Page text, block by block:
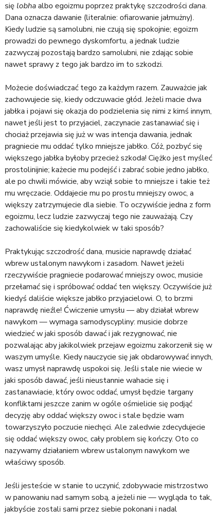
się lobhaalbo egoizmu poprzez praktykę szczodrości dana.
Dana oznacza dawanie (literalnie: ofiarowanie jałmużny).
Kiedy ludzie są samolubni, nie czują się spokojnie; egoizm
prowadzi do pewnego dyskomfortu, a jednak ludzie
zazwyczaj pozostają bardzo samolubni, nie zdając sobie
nawet sprawy z tego jak bardzo im to szkodzi.
Możecie doświadczać tego za każdym razem. Zauważcie jak
zachowujecie się, kiedy odczuwacie głód. Jeżeli macie dwa
jabłka i pojawi się okazja do podzielenia się nimi z kimś innym,
nawet jeśli jest to przyjaciel, zaczynacie zastanawiać się i
chociaż przejawia się już w was intencja dawania, jednak
pragniecie mu oddać tylko mniejsze jabłko. Cóż, pozbyć się
większego jabłka byłoby przecież szkoda! Ciężko jest myśleć
prostolinijnie; każecie mu podejść i zabrać sobie jedno jabłko,
ale po chwili mówicie, aby wziął sobie to mniejsze i takie też
mu wręczacie. Oddajecie mu po prostu mniejszy owoc, a
większy zatrzymujecie dla siebie. To oczywiście jedna z form
egoizmu, lecz ludzie zazwyczaj tego nie zauważają. Czy
zachowaliście się kiedykolwiek w taki sposób?
Praktykując szczodrość dana, musicie naprawdę działać
wbrew ustalonym nawykom i zasadom. Nawet jeżeli
rzeczywiście pragniecie podarować mniejszy owoc, musicie
przełamać się i spróbować oddać ten większy. Oczywiście już
kiedyś daliście większe jabłko przyjacielowi. O, to brzmi
naprawdę nieźle! Ćwiczenie umysłu — aby działał wbrew
nawykom — wymaga samodyscypliny: musicie dobrze
wiedzieć w jaki sposób dawać i jak rezygnować, nie
pozwalając aby jakikolwiek przejaw egoizmu zakorzenił się w
waszym umyśle. Kiedy nauczycie się jak obdarowywać innych,
wasz umysł naprawdę uspokoi się. Jeśli stale nie wiecie w
jaki sposób dawać, jeśli nieustannie wahacie się i
zastanawiacie, który owoc oddać, umysł będzie targany
konfliktami jeszcze zanim w ogóle ośmielicie się podjąć
decyzję aby oddać większy owoc i stale będzie wam
towarzyszyło poczucie niechęci. Ale zaledwie zdecydujecie
się oddać większy owoc, cały problem się kończy. Oto co
nazywamy działaniem wbrew ustalonym nawykom we
właściwy sposób.
Jeśli jesteście w stanie to uczynić, zdobywacie mistrzostwo
w panowaniu nad samym sobą, a jeżeli nie — wygląda to tak,
jakbyście zostali sami przez siebie pokonani i nadal